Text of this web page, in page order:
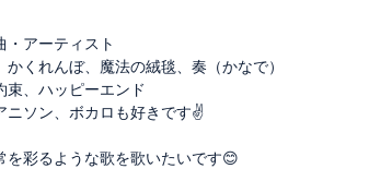
・アーティスト
かくれんぼ、魔法の絨毯、奏（かなで）
束、ハッピーエンド
ニソン、ボカロも好きです✌️
を彩るような歌を歌いたいです😊